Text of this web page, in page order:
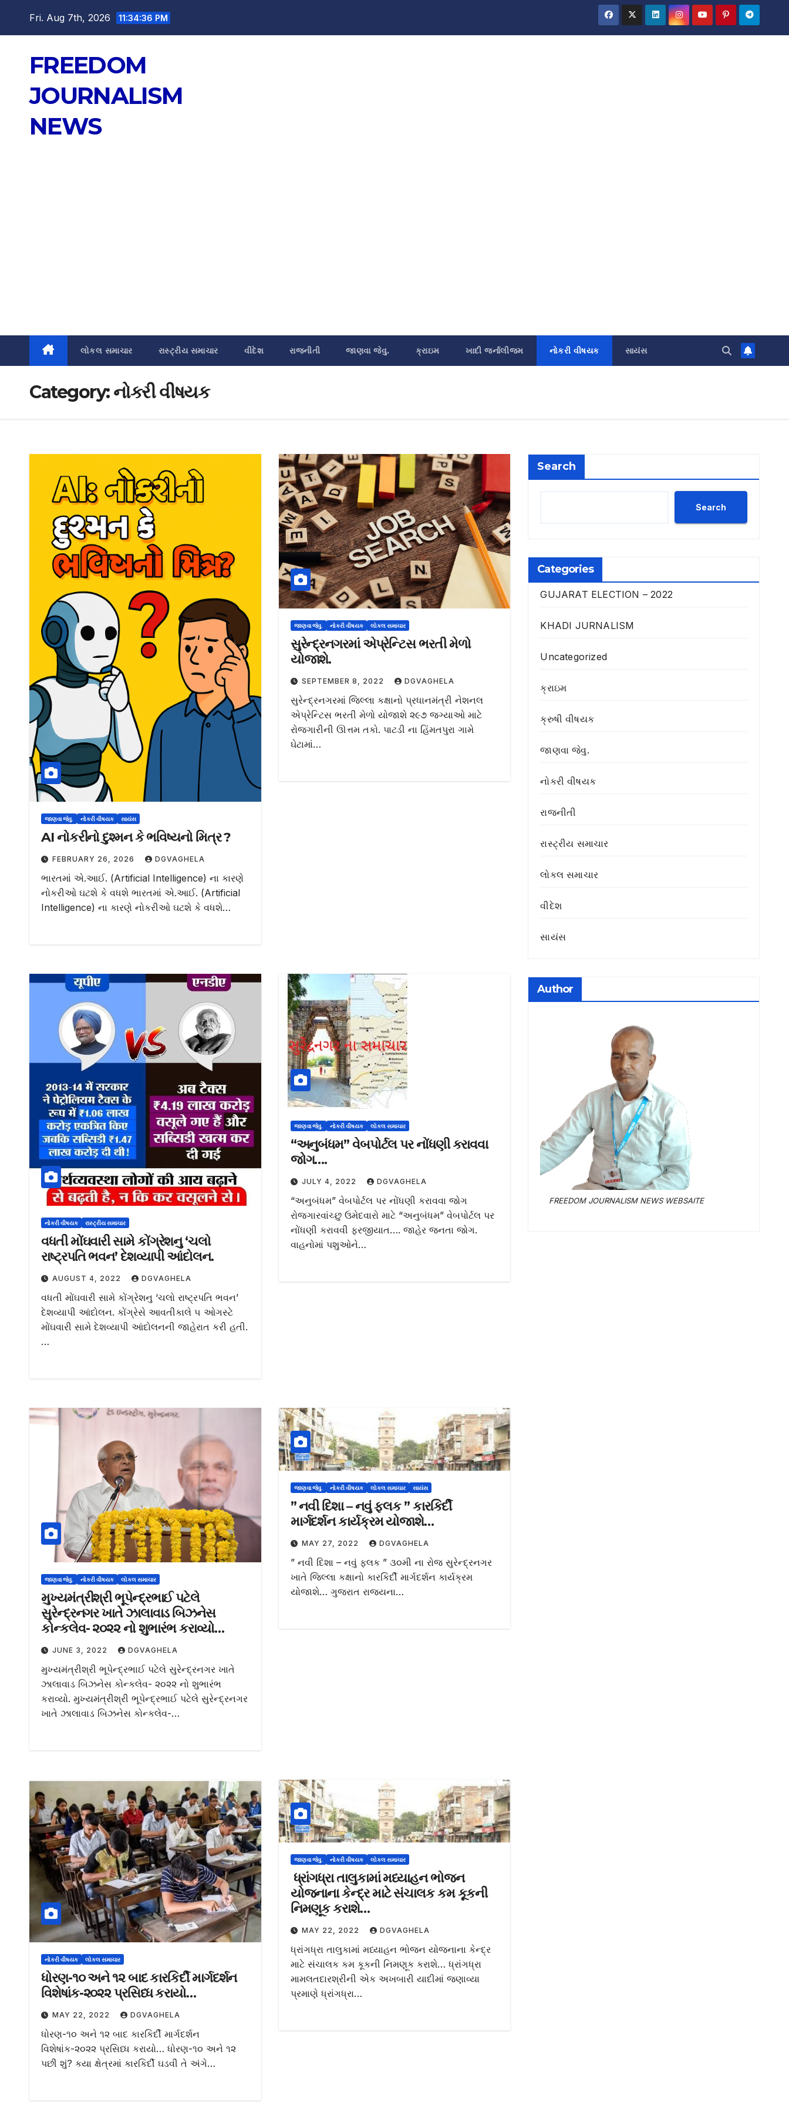
Fri. Aug 7th, 2026 11:34:37 PM
FREEDOM
JOURNALISM
NEWS
લોકલ સમાચાર રાસ્ટ્રીય સમાચાર વીદેશ રાજનીતી જાણવા જેવુ. ક્રાઇમ ખાદી જર્નાલીજમ નોકરી વીષયક સાયંસ
Category:નોકરી વીષયક
જાણવા જેવુ. નોકરી વીષયક સાયંસ
AI નોકરીનો દુશ્મન કે ભવિષ્યનો મિત્ર ?
FEBRUARY 26, 2026 DGVAGHELA
ભારતમાં એ.આઈ. (Artificial Intelligence) ના કારણે
નોકરીઓ ઘટશે કે વધશે ભારતમાં એ.આઈ. (Artificial
Intelligence) ના કારણે નોકરીઓ ઘટશે કે વધશે…
જાણવા જેવુ. નોકરી વીષયક લોકલ સમાચાર
સુરેન્દ્રનગરમાં એપ્રેન્ટિસ ભરતી મેળો
યોજાશે.
SEPTEMBER 8, 2022 DGVAGHELA
સુરેન્દ્રનગરમાં જિલ્લા કક્ષાનો પ્રધાનમંત્રી નેશનલ
એપ્રેન્ટિસ ભરતી મેળો યોજાશે ૨૯૭ જગ્યાઓ માટે
રોજગારીની ઊત્તમ તકો. પાટડી ના હિંમતપુરા ગામે
ઘેટામાં…
નોકરી વીષયક રાસ્ટ્રીય સમાચાર
વધતી મોંઘવારી સામે કોંગ્રેશનુ ‘ચલો
રાષ્ટ્રપતિ ભવન’ દેશવ્યાપી આંદોલન.
AUGUST 4, 2022 DGVAGHELA
વધતી મોંઘવારી સામે કોંગ્રેશનુ ‘ચલો રાષ્ટ્રપતિ ભવન’
દેશવ્યાપી આંદોલન. કોંગ્રેસે આવતીકાલે ૫ ઓગસ્ટે
મોંઘવારી સામે દેશવ્યાપી આંદોલનની જાહેરાત કરી હતી.
…
જાણવા જેવુ. નોકરી વીષયક લોકલ સમાચાર
“અનુબંધમ” વેબપોર્ટલ પર નોંધણી કરાવવા
જોગ….
JULY 4, 2022 DGVAGHELA
“અનુબંધમ” વેબપોર્ટલ પર નોંધણી કરાવવા જોગ
રોજગારવાંચ્છુ ઉમેદવારો માટે “અનુબંધમ” વેબપોર્ટલ પર
નોંધણી કરાવવી ફરજીયાત…. જાહેર જનતા જોગ.
વાહનોમાં પશુઓને…
જાણવા જેવુ. નોકરી વીષયક લોકલ સમાચાર
મુખ્યમંત્રીશ્રી ભૂપેન્દ્રભાઈ પટેલે
સુરેન્દ્રનગર ખાતે ઝાલાવાડ બિઝનેસ
કોન્કલેવ- ૨૦૨૨ નો શુભારંભ કરાવ્યો…
JUNE 3, 2022 DGVAGHELA
મુખ્યમંત્રીશ્રી ભૂપેન્દ્રભાઈ પટેલે સુરેન્દ્રનગર ખાતે
ઝાલાવાડ બિઝનેસ કોન્કલેવ- ૨૦૨૨ નો શુભારંભ
કરાવ્યો. મુખ્યમંત્રીશ્રી ભૂપેન્દ્રભાઈ પટેલે સુરેન્દ્રનગર
ખાતે ઝાલાવાડ બિઝનેસ કોન્કલેવ-…
જાણવા જેવુ. નોકરી વીષયક લોકલ સમાચાર સાયંસ
” નવી દિશા – નવું ફલક ” કારકિર્દી
માર્ગદર્શન કાર્યક્રમ યોજાશે…
MAY 27, 2022 DGVAGHELA
” નવી દિશા – નવું ફલક ” ૩૦મી ના રોજ સુરેન્દ્રનગર
ખાતે જિલ્લા કક્ષાનો કારકિર્દી માર્ગદર્શન કાર્યક્રમ
યોજાશે… ગુજરાત રાજ્યના…
નોકરી વીષયક લોકલ સમાચાર
ધોરણ-૧૦ અને ૧૨ બાદ કારકિર્દી માર્ગદર્શન
વિશેષાંક-૨૦૨૨ પ્રસિધ્ધ કરાયો…
MAY 22, 2022 DGVAGHELA
ધોરણ-૧૦ અને ૧૨ બાદ કારકિર્દી માર્ગદર્શન
વિશેષાંક-૨૦૨૨ પ્રસિધ્ધ કરાયો… ધોરણ-૧૦ અને ૧૨
પછી શું? કયા ક્ષેત્રમાં કારકિર્દી ઘડવી તે અંગે…
જાણવા જેવુ. નોકરી વીષયક લોકલ સમાચાર
ધ્રાંગધ્રા તાલુકામાં મધ્‍યાહન ભોજન
યોજનાના કેન્દ્ર માટે સંચાલક કમ કૂકની
નિમણૂક કરાશે…
MAY 22, 2022 DGVAGHELA
ધ્રાંગધ્રા તાલુકામાં મધ્‍યાહન ભોજન યોજનાના કેન્દ્ર
માટે સંચાલક કમ કૂકની નિમણૂક કરાશે… ધ્રાંગધ્રા
મામલતદારશ્રીની એક અખબારી યાદીમાં જણાવ્‍યા
પ્રમાણે ધ્રાંગધ્રા…
Search
Search
Categories
GUJARAT ELECTION – 2022
KHADI JURNALISM
Uncategorized
ક્રાઇમ
ક્રુષી વીષયક
જાણવા જેવુ.
નોકરી વીષયક
રાજનીતી
રાસ્ટ્રીય સમાચાર
લોકલ સમાચાર
વીદેશ
સાયંસ
Author
FREEDOM JOURNALISM NEWS WEBSAITE